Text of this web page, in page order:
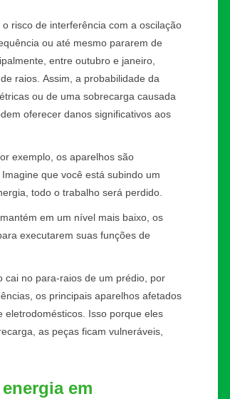
risco de interferência com a oscilação
ou até mesmo pararem de
entre outubro e janeiro,
raios. Assim, a probabilidade da
ou de uma sobrecarga causada
oferecer danos significativos aos
exemplo, os aparelhos são
que você está subindo um
todo o trabalho será perdido.
em um nível mais baixo, os
executarem suas funções de
cai no para-raios de um prédio, por
os principais aparelhos afetados
eletrodomésticos. Isso porque eles
as peças ficam vulneráveis,
em